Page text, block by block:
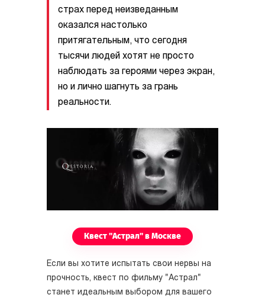
страх перед неизведанным
оказался настолько
притягательным, что сегодня
тысячи людей хотят не просто
наблюдать за героями через экран,
но и лично шагнуть за грань
реальности.
Квест "Астрал" в Москве
Если вы хотите испытать свои нервы на
прочность, квест по фильму "Астрал"
станет идеальным выбором для вашего